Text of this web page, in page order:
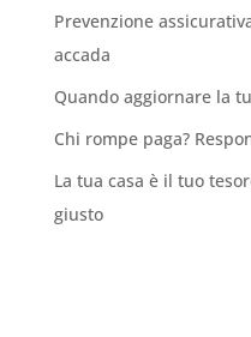
Prevenzione
accada
Quando aggiornare la
Chi rompe paga?
La tua casa è il tuo
giusto